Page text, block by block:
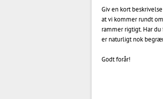
Giv en kort
at vi kommer rundt
rammer rigtigt. Har
er naturligt nok
Godt forår!